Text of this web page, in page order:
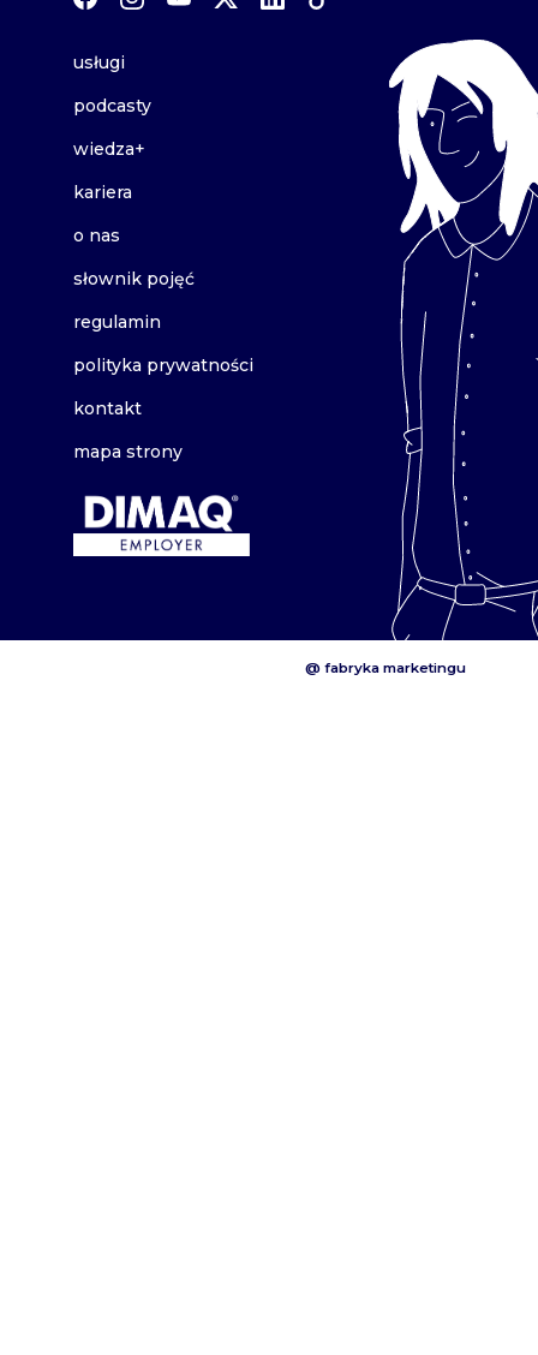
usługi
podcasty
wiedza+
kariera
o nas
słownik pojęć
regulamin
polityka prywatności
kontakt
mapa strony
@ fabryka marketingu